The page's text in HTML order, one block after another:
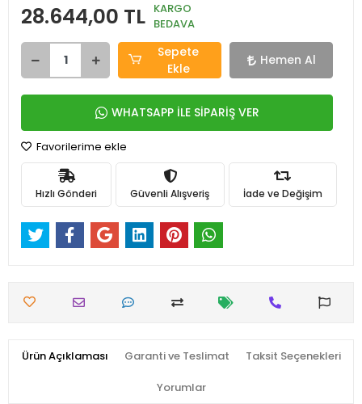
28.644,00 TL KARGO
BEDAVA
Sepete
Ekle
Hemen Al
WHATSAPP İLE SİPARİŞ VER
Favorilerime ekle
Hızlı Gönderi Güvenli Alışveriş İade ve Değişim
Ürün Açıklaması Garanti ve Teslimat Taksit Seçenekleri
Yorumlar